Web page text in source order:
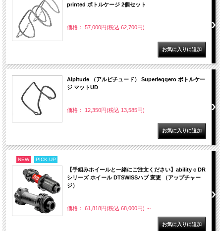
printed ボトルケージ 2個セット
価格： 57,000円(税込 62,700円)
Alpitude （アルピチュード） Superleggero ボトルケー
ジ マットUD
価格： 12,350円(税込 13,585円)
NEW PICK UP
【手組みホイールと一緒にご注文ください】ability c DR
シリーズ ホイール DTSWISSハブ 変更 （アップチャー
ジ）
価格： 61,818円(税込 68,000円) ～